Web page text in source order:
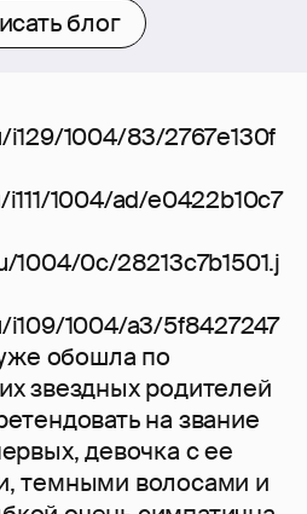
блог
1004/83/2767e130f
1004/ad/e0422b10c7
1004/0c/28213c7b1501.j
1004/a3/5f8427247
обошла по
звездных родителей
на звание
девочка с ее
темными волосами и